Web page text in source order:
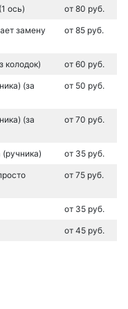
ось) от 80 руб.
замену
от 85 руб.
колодок) от 60 руб.
(за
от 50 руб.
(за
от 70 руб.
(ручника) от 35 руб.
от 75 руб.
от 35 руб.
от 45 руб.